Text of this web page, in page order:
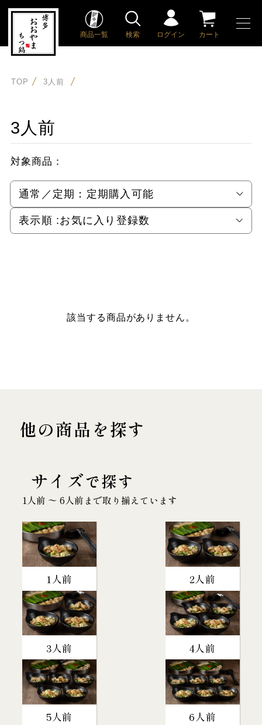
商品一覧 検索 ログイン カート
TOP 3人前
3人前
対象商品：
通常／定期： 定期購入可能
表示順 :お気に入り登録数
該当する商品がありません。
他の商品を探す
サイズで探す
1人前 〜 6人前まで取り揃えています
1人前 2人前
3人前 4人前
5人前 6人前